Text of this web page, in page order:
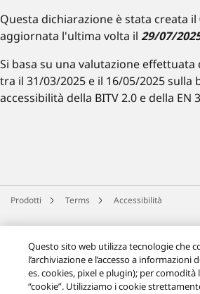
Questa dichiarazione è stata creata il
aggiornata l'ultima volta il 29/07/
Si basa su una valutazione
tra il 31/03/2025 e il 16/05/2025 sulla
accessibilità della BITV 2.0 e della EN
Prodotti Terms Accessibilità
Filosofia di Technics
Condizioni d'uso
Contatti
Informativa sui
Informazioni Pre-contrattuali e Condizioni di
Questo sito web utilizza tecnologie che
l’archiviazione e l’accesso a
es. cookies, pixel e plugin); per comodità
“cookie”. Utilizziamo i cookie